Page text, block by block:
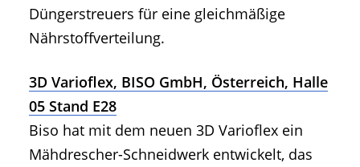
Düngerstreuers für eine gleichmäßige
Nährstoffverteilung.
3D Varioflex, BISO GmbH, Österreich, Halle
05 Stand E28
Biso hat mit dem neuen 3D Varioflex ein
Mähdrescher-Schneidwerk entwickelt, das